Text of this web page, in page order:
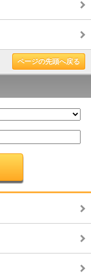
ページの先頭へ戻る